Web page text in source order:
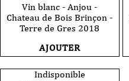
Vin blanc - Anjou -
Chateau de Bois Brinçon -
Terre de Gres 2018
AJOUTER
Indisponible